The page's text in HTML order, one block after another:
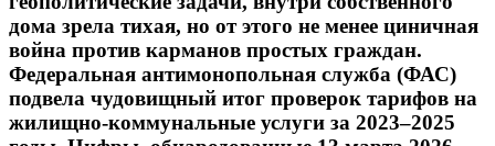
дома зрела тихая, но от этого не менее циничная
война против карманов простых граждан.
Федеральная антимонопольная служба (ФАС)
подвела чудовищный итог проверок тарифов на
жилищно-коммунальные услуги за 2023–2025